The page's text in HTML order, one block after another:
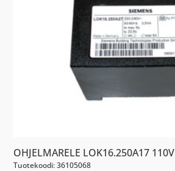
OHJELMARELE LOK16.250A17 110V
Tuotekoodi: 36105068